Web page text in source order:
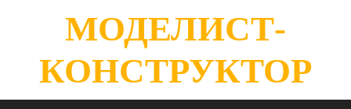
содержимомуМОДЕЛИСТ-
КОНСТРУКТОР